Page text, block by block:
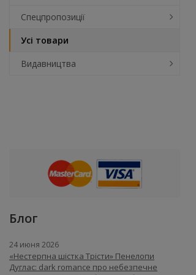
Спецпропозиції
Усі товари
Видавництва
Блог
24 июня 2026
«Нестерпна шістка Трісти» Пенелопи
Дуглас: dark romance про небезпечне